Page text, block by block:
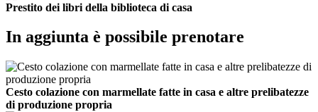
Prestito dei libri della biblioteca di casa
In aggiunta è possibile prenotare
Cesto colazione con marmellate fatte in casa e altre prelibatezze
di produzione propria